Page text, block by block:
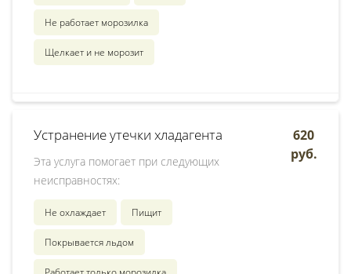
Не работает морозилка
Щелкает и не морозит
Устранение утечки хладагента
Эта услуга помогает при следующих
неисправностях:
Не охлаждает Пищит
Покрывается льдом
620
руб.